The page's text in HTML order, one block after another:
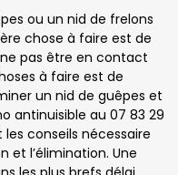
ou un nid de frelons
chose à faire est de
pas être en contact
à faire est de
un nid de guêpes et
antinuisible au 07 83 29
conseils nécessaire
et l’élimination. Une